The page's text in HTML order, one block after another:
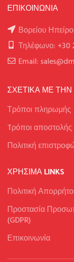
ΕΠΙΚΟΙΝΩΝΙΑ
Βορείου
Τηλέφωνο: +30
Email:
ΣΧΕΤΙΚΑ ΜΕ
Τρόποι πληρωμής
Tρόποι αποστολής
Πολιτική
ΧΡΉΣΙΜΑ LINKS
Πολιτική
Προστασία
(GDPR)
Επικοινωνία